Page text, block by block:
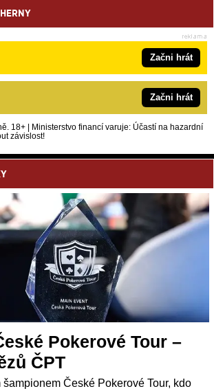
Začni hrát
Začni hrát
18+ | Ministerstvo financí varuje: Účastí na hazardní
závislost!
Pokerové Tour –
ČPT
šampionem České Pokerové Tour, kdo